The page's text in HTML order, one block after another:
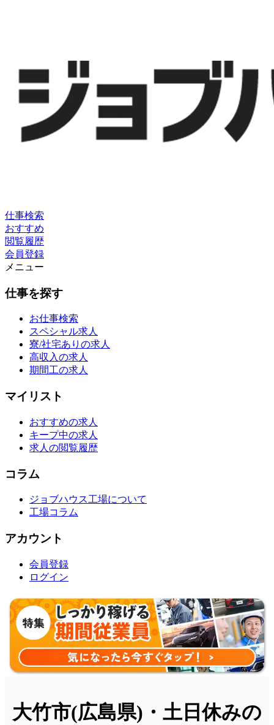
仕事検索
おすすめ
閲覧履歴
会員登録
メニュー
仕事を探す
お仕事検索
スペシャル求人
寮/社宅ありの求人
高収入の求人
期間工の求人
マイリスト
おすすめの求人
キープ中の求人
求人の閲覧履歴
コラム
ジョブハウス工場について
工場コラム
アカウント
会員登録
ログイン
大竹市(広島県)・土日休みの